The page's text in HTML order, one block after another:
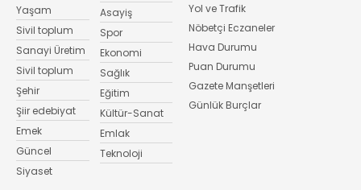
Yaşam
Sivil toplum
Sanayi Üretim
Sivil toplum
Şehir
Şiir edebiyat
Emek
Güncel
Siyaset
Asayiş
Spor
Ekonomi
Sağlık
Eğitim
Kültür-Sanat
Emlak
Teknoloji
Yol ve Trafik
Nöbetçi Eczaneler
Hava Durumu
Puan Durumu
Gazete Manşetleri
Günlük Burçlar